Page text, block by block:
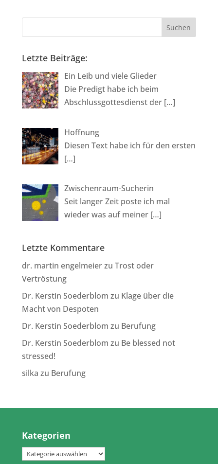
Letzte Beiträge:
Ein Leib und viele Glieder
Die Predigt habe ich beim
Abschlussgottesdienst der […]
Hoffnung
Diesen Text habe ich für den ersten
[…]
Zwischenraum-Sucherin
Seit langer Zeit poste ich mal
wieder was auf meiner […]
Letzte Kommentare
dr. martin engelmeierzu Trost oder
Vertröstung
Dr. Kerstin Soederblom zu Klage über die
Macht von Despoten
Dr. Kerstin Soederblom zu Berufung
Dr. Kerstin Soederblom zu Be blessed not
stressed!
silka zu Berufung
Kategorien
Kategorien